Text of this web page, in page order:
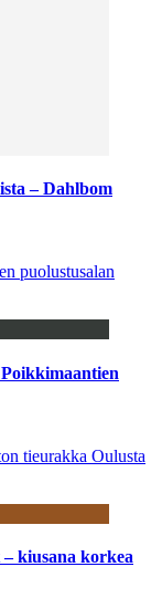
– Dahlbom
puolustusalan
tieurakka Oulusta
– kiusana korkea